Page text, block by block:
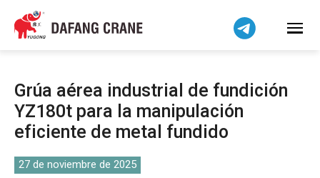
Grúa aérea industrial de fundición
YZ180t para la manipulación
eficiente de metal fundido
27 de noviembre de 2025
Bahasa Indonesia
Bahasa Melayu
বাংলা
فارسی
Pilipino
اردو